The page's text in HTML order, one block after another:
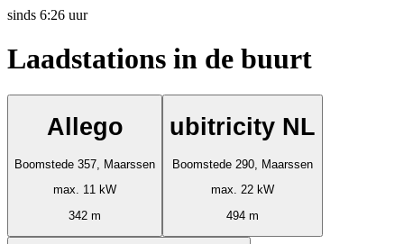
sinds 6:26 uur
Laadstations in de buurt
Allego
Boomstede 357, Maarssen
max. 11 kW
342 m
ubitricity NL
Boomstede 290, Maarssen
max. 22 kW
494 m